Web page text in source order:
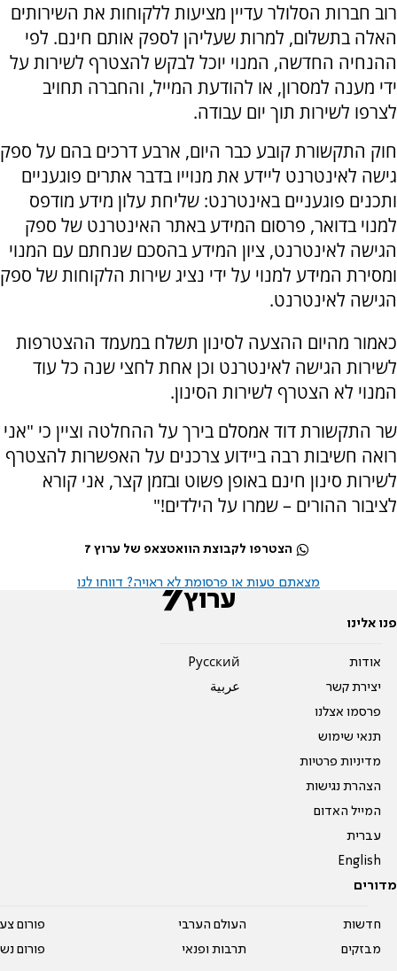
רוב חברות הסלולר עדיין מציעות ללקוחות את השירותים
האלה בתשלום, למרות שעליהן לספק אותם חינם. לפי
ההנחיה החדשה, המנוי יוכל לבקש להצטרף לשירות על
ידי מענה למסרון, או להודעת המייל, והחברה תחויב
לצרפו לשירות תוך יום עבודה.
חוק התקשורת קובע כבר היום, ארבע דרכים בהם על ספק
גישה לאינטרנט ליידע את מנוייו בדבר אתרים פוגעניים
ותכנים פוגעניים באינטרנט: שליחת עלון מידע מודפס
למנוי בדואר, פרסום המידע באתר האינטרנט של ספק
הגישה לאינטרנט, ציון המידע בהסכם שנחתם עם המנוי
ומסירת המידע למנוי על ידי נציג שירות הלקוחות של ספק
הגישה לאינטרנט.
כאמור מהיום ההצעה לסינון תשלח במעמד ההצטרפות
לשירות הגישה לאינטרנט וכן אחת לחצי שנה כל עוד
המנוי לא הצטרף לשירות הסינון.
שר התקשורת דוד אמסלם בירך על ההחלטה וציין כי "אני
רואה חשיבות רבה ביידוע צרכנים על האפשרות להצטרף
לשירות סינון חינם באופן פשוט ובזמן קצר, אני קורא
לציבור ההורים – שמרו על הילדים!"
הצטרפו לקבוצת הוואטצאפ של ערוץ 7
מצאתם טעות או פרסומת לא ראויה? דווחו לנו
פנו אלינו
אודות
יצירת קשר
פרסמו אצלנו
תנאי שימוש
מדיניות פרטיות
הצהרת נגישות
המייל האדום
עברית
English
Pусский
عربية
מדורים
חדשות
מבזקים
העולם הערבי
תרבות ופנאי
פורום
פורום